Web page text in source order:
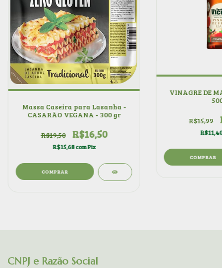
Massa Caseira para Lasanha -
CASARÃO VEGANA - 300 gr
R$19,50 R$16,50
R$15,68comPix
VINAGRE DE
R$15,99
CNPJ e Razão Social